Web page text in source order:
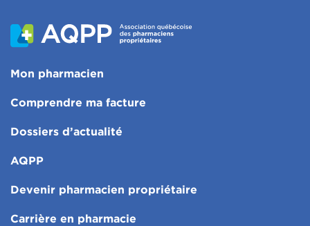
Mon pharmacien
Comprendre ma facture
Dossiers d’actualité
AQPP
Devenir pharmacien propriétaire
Carrière en pharmacie